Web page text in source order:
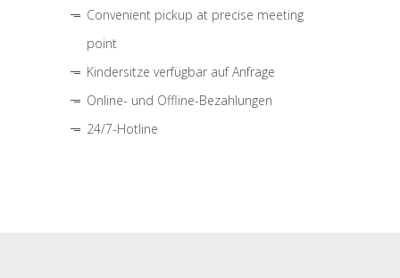
Convenient pickup at precise meeting
point
Kindersitze verfügbar auf Anfrage
Online- und Offline-Bezahlungen
24/7-Hotline